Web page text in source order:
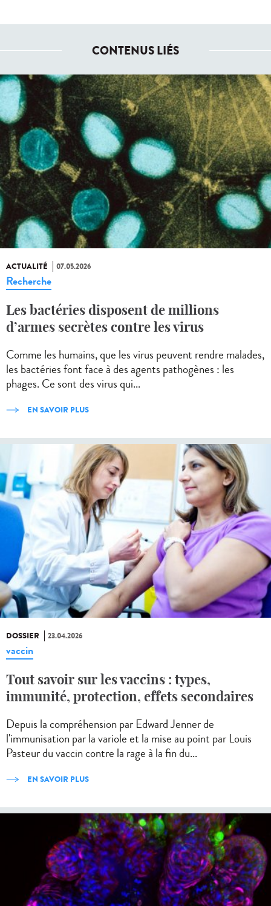
CONTENUS LIÉS
ACTUALITÉ 07.05.2026
Recherche
Les bactéries disposent de millions
d’armes secrètes contre les virus
Comme les humains, que les virus peuvent rendre malades,
les bactéries font face à des agents pathogènes : les
phages. Ce sont des virus qui...
EN SAVOIR PLUS
DOSSIER 23.04.2026
vaccin
Tout savoir sur les vaccins : types,
immunité, protection, effets secondaires
Depuis la compréhension par Edward Jenner de
l'immunisation par la variole et la mise au point par Louis
Pasteur du vaccin contre la rage à la fin du...
EN SAVOIR PLUS